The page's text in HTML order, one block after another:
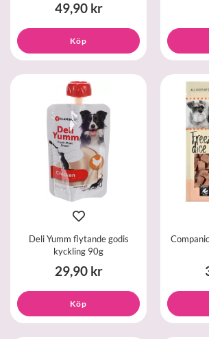
49,90 kr
Köp
Deli Yumm flytande godis
kyckling 90g
29,90 kr
Köp